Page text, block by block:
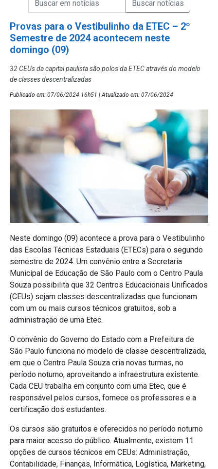
Provas para o Vestibulinho da ETEC – 2º
Semestre de 2024 acontecem neste
domingo (09)
32 CEUs da capital paulista são polos da ETEC através do modelo
de classes descentralizadas
Publicado em: 07/06/2024 16h51 | Atualizado em: 07/06/2024
Neste domingo (09) acontece a prova para o Vestibulinho
das Escolas Técnicas Estaduais (ETECs) para o segundo
semestre de 2024. Um convênio entre a Secretaria
Municipal de Educação de São Paulo com o Centro Paula
Souza possibilita que 32 Centros Educacionais Unificados
(CEUs) sejam classes descentralizadas que funcionam
com um ou mais cursos técnicos gratuitos, sob a
administração de uma Etec.
O convênio do Governo do Estado com a Prefeitura de
São Paulo funciona no modelo de classe descentralizada,
em que o Centro Paula Souza cria novas turmas, no
período noturno, aproveitando a infraestrutura existente.
Cada CEU trabalha em conjunto com uma Etec, que é
responsável pelos cursos, fornece os professores e a
certificação dos estudantes.
Os cursos são gratuitos e oferecidos no período noturno
para maior acesso do público. Atualmente, existem 11
opções de cursos técnicos em CEUs: Administração,
Contabilidade, Finanças, Informática, Logística, Marketing,